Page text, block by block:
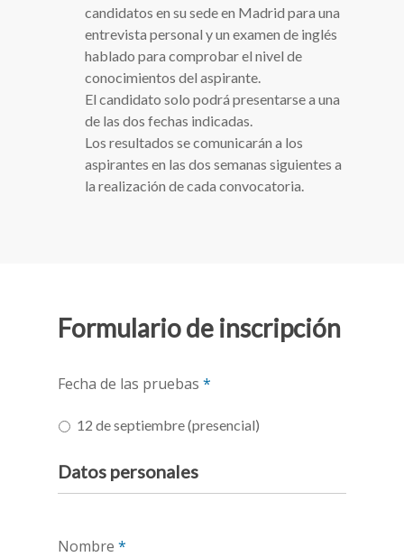
candidatos en su sede en Madrid para una
entrevista personal y un examen de inglés
hablado para comprobar el nivel de
conocimientos del aspirante.
El candidato solo podrá presentarse a una
de las dos fechas indicadas.
Los resultados se comunicarán a los
aspirantes en las dos semanas siguientes a
la realización de cada convocatoria.
Formulario de inscripción
Fecha de las pruebas *
12 de septiembre (presencial)
Datos personales
Nombre *